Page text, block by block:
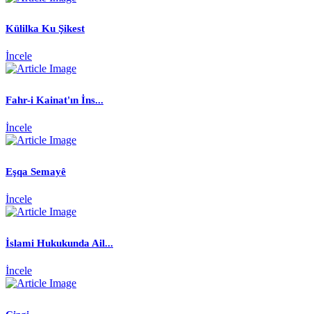
Külilka Ku Şikest
İncele
Fahr-i Kainat'ın İns...
İncele
Eşqa Semayê
İncele
İslami Hukukunda Ail...
İncele